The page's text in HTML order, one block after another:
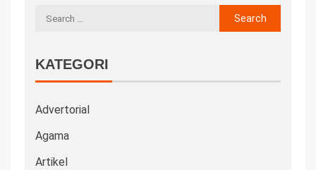
KATEGORI
Advertorial
Agama
Artikel